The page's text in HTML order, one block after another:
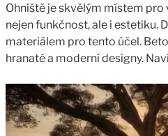
Ohniště je skvělým místem
nejen funkčnost, ale i estetiku.
materiálem pro tento účel.
hranaté a moderní designy.